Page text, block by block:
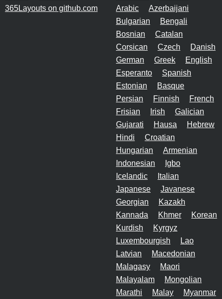
365Layouts on github.com
Arabic
Azerbaijani
Bulgarian
Bengali
Bosnian
Catalan
Corsican
Czech
Danish
German
Greek
English
Esperanto
Spanish
Estonian
Basque
Persian
Finnish
French
Frisian
Irish
Galician
Gujarati
Hausa
Hebrew
Hindi
Croatian
Hungarian
Armenian
Indonesian
Igbo
Icelandic
Italian
Japanese
Javanese
Georgian
Kazakh
Kannada
Khmer
Korean
Kurdish
Kyrgyz
Luxembourgish
Lao
Latvian
Macedonian
Malagasy
Maori
Malayalam
Mongolian
Marathi
Malay Myanmar